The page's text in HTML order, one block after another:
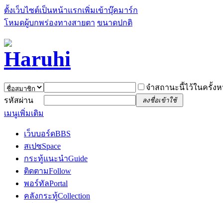
ตั้งเว็บไซต์เป็นหน้าแรกเพิ่มเข้าบุ๊คมาร์ก
โหมดผู้บกพร่องทางสายตา ขนาดปกติ
จำสถานะนี้ไว้ในครั้ง
รหัสผ่าน
ลงชื่อเข้าใช้
เมนูเพิ่มเติม
เว็บบอร์ดBBS
สเปซSpace
กระทู้แนะนำGuide
ติดตามFollow
พอร์ทัลPortal
คลังกระทู้Collection